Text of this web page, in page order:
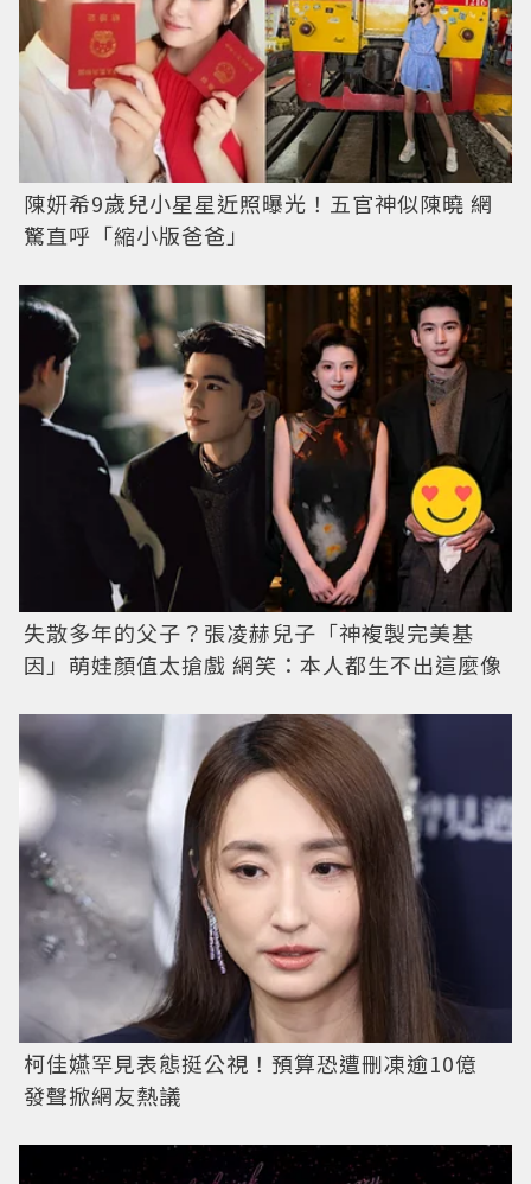
陳妍希9歲兒小星星近照曝光！五官神似陳曉 網
驚直呼「縮小版爸爸」
失散多年的父子？張凌赫兒子「神複製完美基
因」萌娃顏值太搶戲 網笑：本人都生不出這麼像
柯佳嬿罕見表態挺公視！預算恐遭刪凍逾10億
發聲掀網友熱議